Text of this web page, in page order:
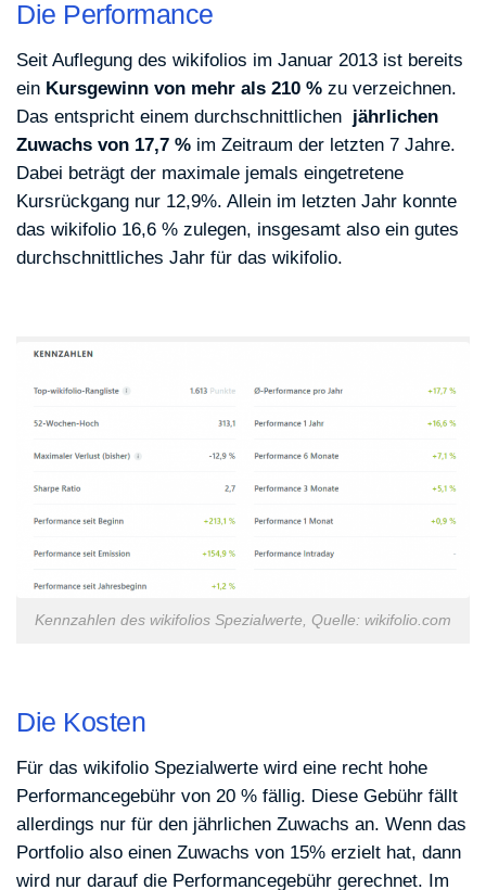
Die Performance
Seit Auflegung des wikifolios im Januar 2013 ist bereits
ein Kursgewinn von mehr als 210 % zu verzeichnen.
Das entspricht einem durchschnittlichen jährlichen
Zuwachs von 17,7 % im Zeitraum der letzten 7 Jahre.
Dabei beträgt der maximale jemals eingetretene
Kursrückgang nur 12,9%. Allein im letzten Jahr konnte
das wikifolio 16,6 % zulegen, insgesamt also ein gutes
durchschnittliches Jahr für das wikifolio.
Kennzahlen des wikifolios Spezialwerte, Quelle: wikifolio.com
Die Kosten
Für das wikifolio Spezialwerte wird eine recht hohe
Performancegebühr von 20 % fällig. Diese Gebühr fällt
allerdings nur für den jährlichen Zuwachs an. Wenn das
Portfolio also einen Zuwachs von 15% erzielt hat, dann
wird nur darauf die Performancegebühr gerechnet. Im